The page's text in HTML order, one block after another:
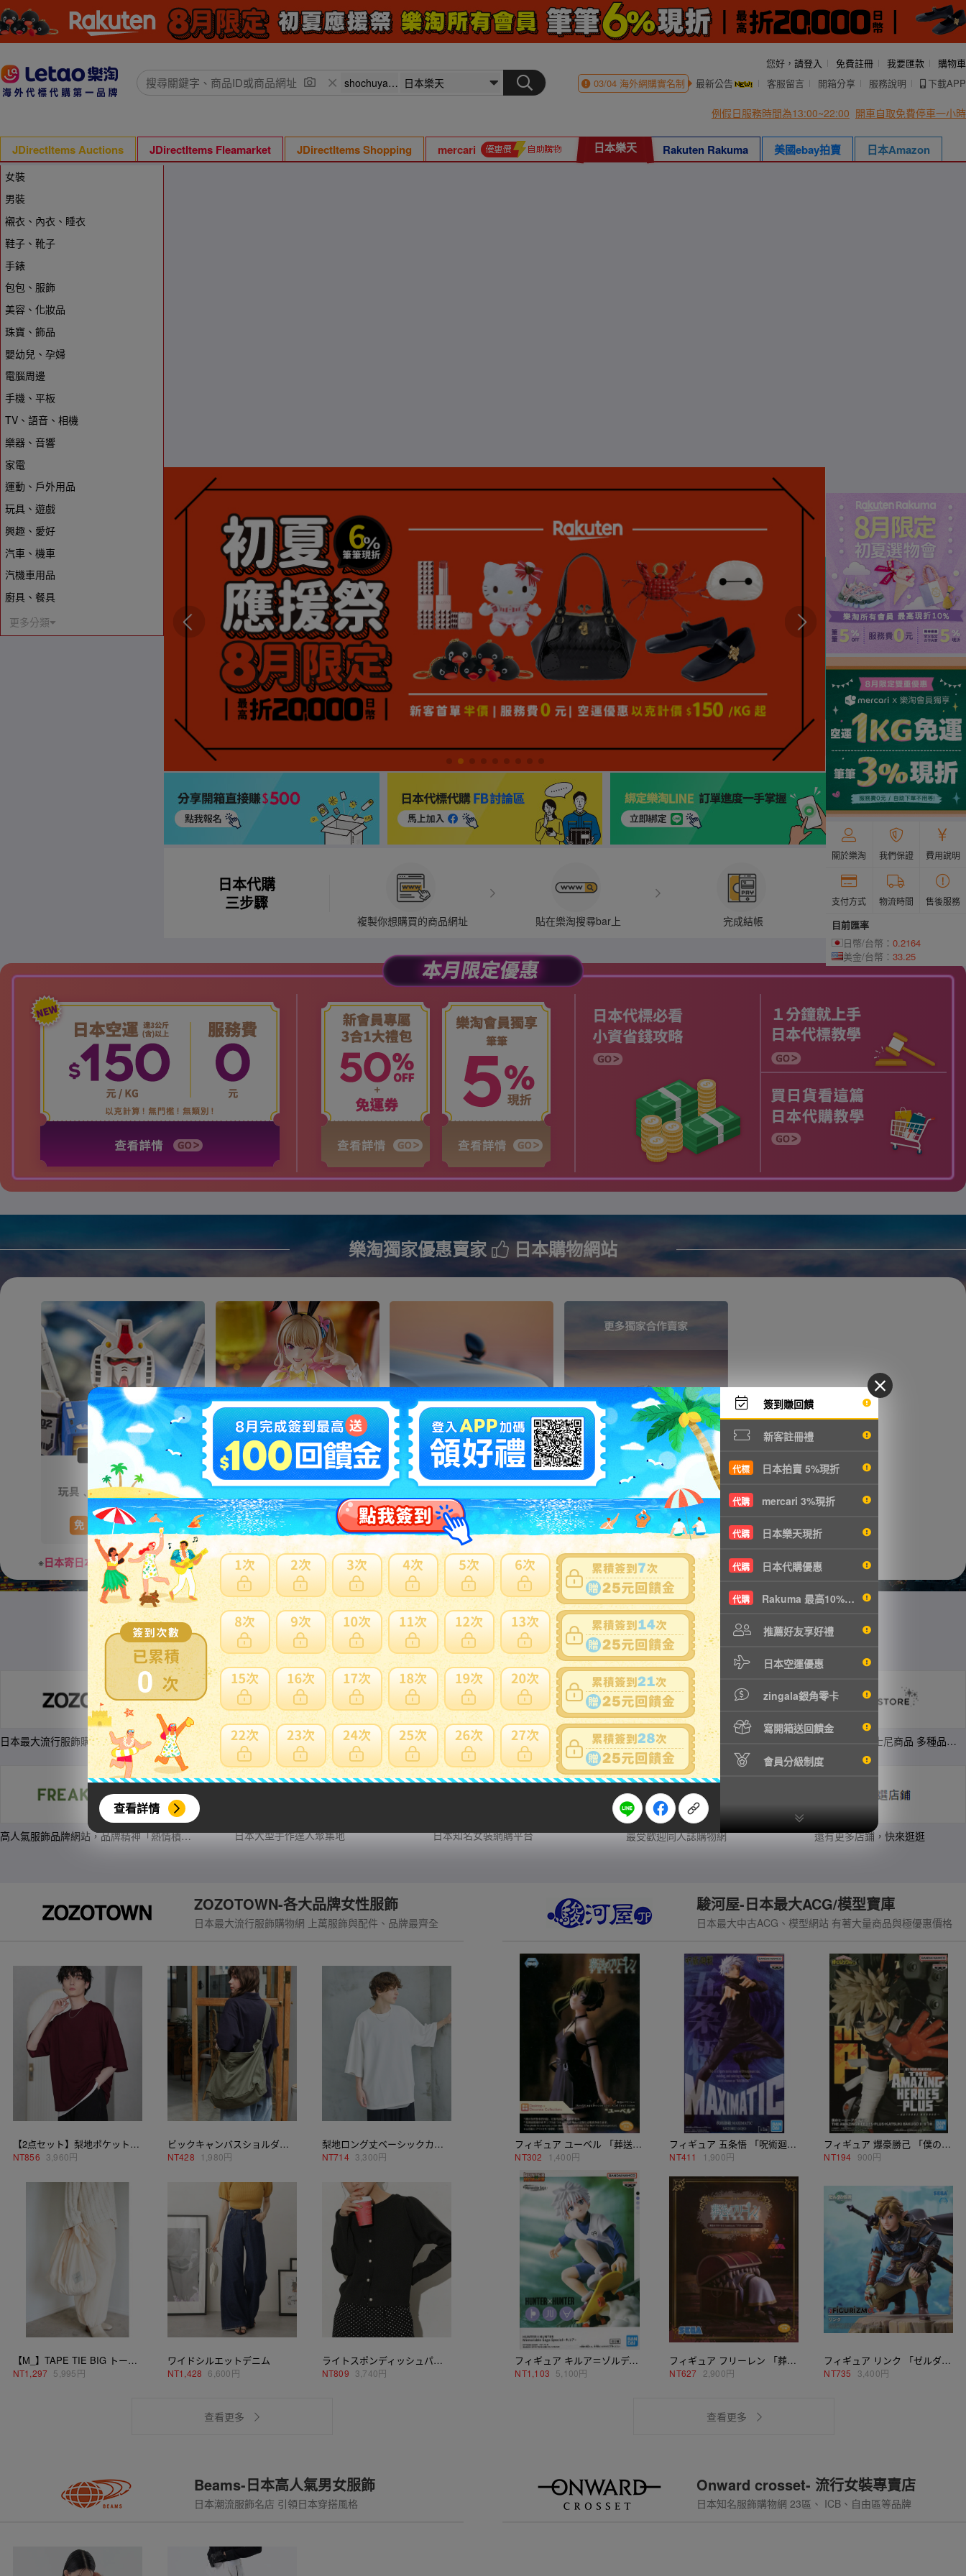
0
查看詳情
簽到賺回饋
新客註冊禮
代標 日本拍賣 5%現折
代購 mercari 3%現折
代購 日本樂天現折
代購 日本代購優惠
代購 Rakuma 最高10%現折
推薦好友享好禮
日本空運優惠
zingala銀角零卡
寫開箱送回饋金
會員分級制度
您好， 請登入 免費註冊 我要匯款
購物車
03/04海外網購實名制 最新公告 客服留言 開箱分享 服務說明 下載APP
例假日服務時間為13:00~22:00 開車自取免費停車一小時
JDirectItems Auctions JDirectItems Fleamarket JDirectItems Shopping mercari 日本樂天 Rakuten Rakuma 美國ebay拍賣 日本Amazon
女裝
男裝
襯衣、內衣、睡衣
鞋子、靴子
手錶
包包、服飾
美容、化妝品
珠寶、飾品
嬰幼兒、孕婦
電腦周邊
手機、平板
TV、語音、相機
樂器、音響
家電
運動、戶外用品
玩具、遊戲
興趣、愛好
汽車、機車
汽機車用品
廚具、餐具
更多分類
日本代購
三步驟
複製你想購買的商品網址 貼在樂淘搜尋bar上 完成結帳
關於樂淘 我們保證 費用說明
支付方式 物流時間 售後服務
目前匯率
日幣/台幣： 0.2164
美金/台幣： 33.25
樂淘獨家優惠賣家 日本購物網站
※日本寄日本之訂單，無法參加免服務費及國際運費優惠。
熱門網站
日本最大流行服飾購物網 上萬服飾與配件、品牌最齊全 日本最大中古ACG、模型網站 有著大量商品與極優惠價格 日本潮流服飾名店 引領日本穿搭風格 日本地區限定販售的迪士尼商品 多種品類、角色商品供您挑選
高人氣服飾品牌網站，品牌精神「熱情積極的生活體驗者」 日本大型手作達人聚集地 日本知名女裝網購平台 最受歡迎同人誌購物網 還有更多店鋪，快來逛逛
ZOZOTOWN-各大品牌女性服飾
日本最大流行服飾購物網 上萬服飾與配件、品牌最齊全
【2点セット】梨地ポケット付きクルービッグTシャツ＆ロングタンクトップアンサンブルセット
NT856 3,960円
ビックキャンバスショルダーバッグ
NT428 1,980円
梨地ロング丈ベーシックカットソー
NT714 3,300円
【M_】TAPE TIE BIG トートバッグ
NT1,297 5,995円
ワイドシルエットデニム
NT1,428 6,600円
ライトスポンディッシュパールボタンカーディガン
NT809 3,740円
查看更多
駿河屋-日本最大ACG/模型寶庫
日本最大中古ACG、模型網站 有著大量商品與極優惠價格
フィギュア ユーベル 「葬送のフリーレン」 Desktop×Decorate Collection“ユーベル”
NT302 1,400円
フィギュア 五条悟 「呪術廻戦」 MAXIMATIC SATORU GOJO
NT411 1,900円
フィギュア 爆豪勝己 「僕のヒーローアカデミア」 THE AMAZING HEROES-PLUS-KATSUKI BAKUGO II
NT194 900円
フィギュア キルア＝ゾルディック 「HUNTER×HUNTER」 Memorable Saga Special-キルア-
NT1,103 5,100円
フィギュア フリーレン 「葬送のフリーレン」 Luminasta“フリーレン”～インミミック～
NT627 2,900円
フィギュア リンク 「ゼルダの伝説 ティアーズ オブ ザ キングダム」 FIGURIZMα“リンク”
NT735 3,400円
查看更多
Beams-日本高人氣男女服飾
日本潮流服飾名店 引領日本穿搭風格
Onward crosset- 流行女裝專賣店
日本知名服飾購物網 23區、 ICB、自由區等品牌